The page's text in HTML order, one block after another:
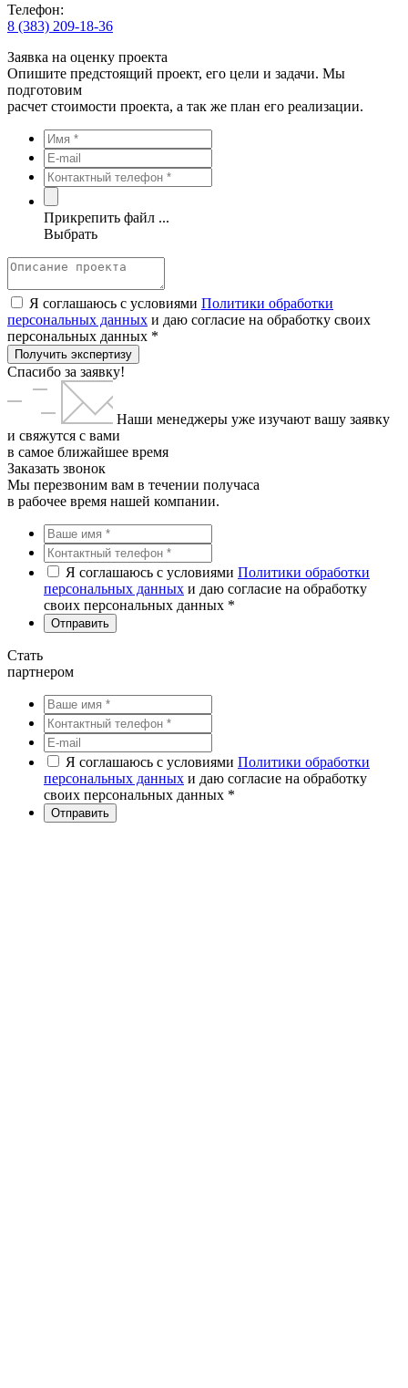
Телефон:
8 (383) 209-18-36
Заявка на оценку проекта
Опишите предстоящий проект, его цели и задачи. Мы
подготовим
расчет стоимости проекта, а так же план его реализации.
Прикрепить файл ...
Выбрать
Я соглашаюсь с условиями Политики обработки
персональных данных и даю согласие на обработку своих
персональных данных *
Получить экспертизу
Спасибо за заявку!
Наши менеджеры уже изучают вашу заявку
и свяжутся с вами
в самое ближайшее время
Заказать звонок
Мы перезвоним вам в течении получаса
в рабочее время нашей компании.
Я соглашаюсь с условиями Политики обработки
персональных данных и даю согласие на обработку
своих персональных данных *
Стать
партнером
Я соглашаюсь с условиями Политики обработки
персональных данных и даю согласие на обработку
своих персональных данных *